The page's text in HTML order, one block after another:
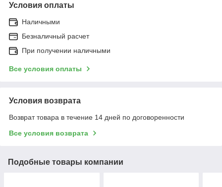
Условия оплаты
Наличными
Безналичный расчет
При получении наличными
Все условия оплаты
Условия возврата
Возврат товара в течение 14 дней по договоренности
Все условия возврата
Подобные товары компании